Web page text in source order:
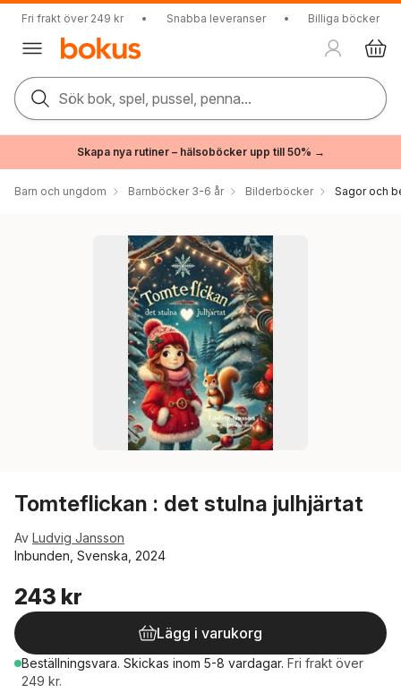
Fri frakt över 249 kr • Snabba leveranser • Billiga böcker
Sök bok, spel, pussel, penna...
Skapa nya rutiner – hälsoböcker upp till 50% →
Barn och ungdom Barnböcker 3-6 år Bilderböcker Sagor och
Tomteflickan : det stulna julhjärtat
Av Ludvig Jansson
Inbunden, Svenska, 2024
243 kr
Lägg i varukorg
Beställningsvara. Skickas inom 5-8 vardagar. Fri frakt över
249 kr.